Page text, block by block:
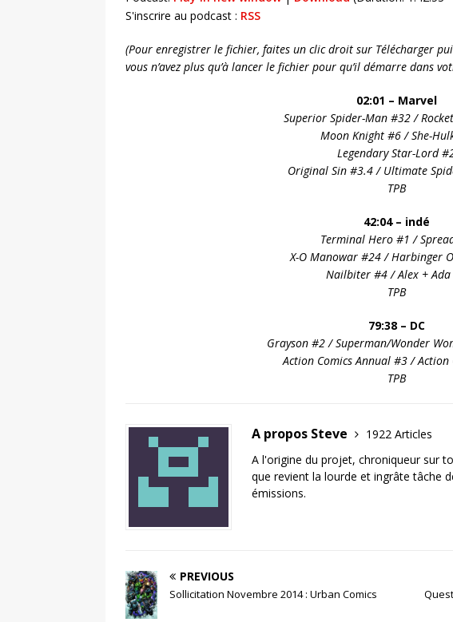
S'inscrire au podcast : RSS
(Pour enregistrer le fichier, faites un clic droit sur Télécharger
vous n’avez plus qu’à lancer le fichier pour qu’il démarre dans
02:01 – Marvel
Superior Spider-Man #32 /
Moon Knight #6 / She-
Legendary Star-Lord
Original Sin #3.4 / Ultimate
TPB
42:04 – indé
Terminal Hero #1 /
X-O Manowar #24 / Harbinger
Nailbiter #4 / Alex +
TPB
79:38 – DC
Grayson #2 / Superman/Wonder
Action Comics Annual #3 / Action
TPB
A propos Steve
1922 Articles
A l'origine du projet, chroniqueur sur
que revient la lourde et ingrâte tâche
émissions.
PREVIOUS
Sollicitation Novembre 2014 : Urban Comics